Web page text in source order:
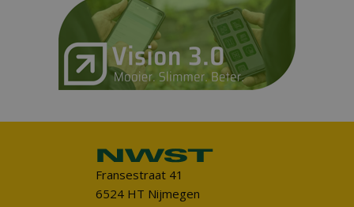
Fransestraat 41
6524 HT Nijmegen